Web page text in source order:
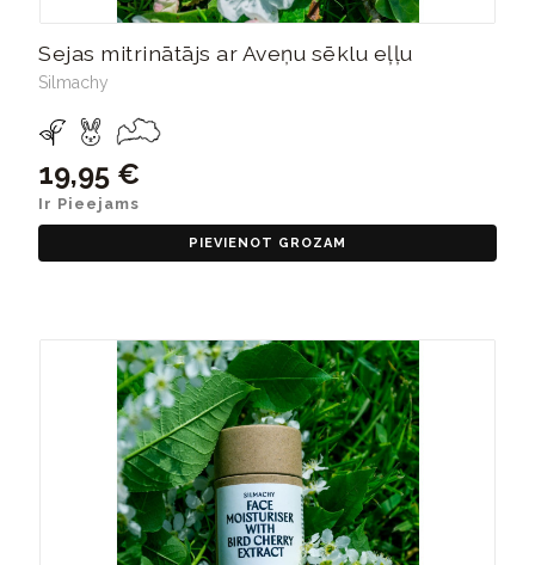
Sejas mitrinātājs ar Aveņu sēklu eļļu
Silmachy
19,95 €
Ir Pieejams
PIEVIENOT GROZAM